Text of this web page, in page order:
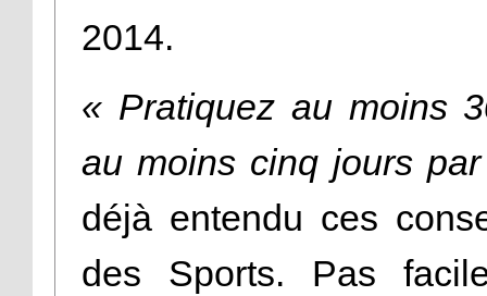
2014.
« Pratiquez au moins
au moins cinq jours
déjà entendu ces
des Sports. Pas